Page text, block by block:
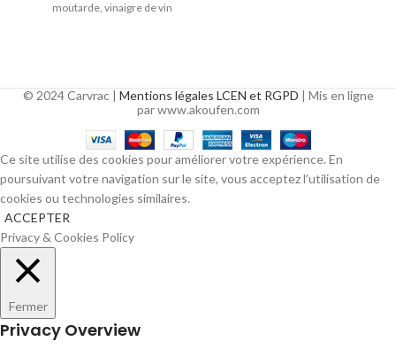
moutarde, vinaigre de vin
© 2024 Carvrac | Mentions légales LCEN et RGPD | Mis en ligne
par www.akoufen.com
Ce site utilise des cookies pour améliorer votre expérience. En
poursuivant votre navigation sur le site, vous acceptez l’utilisation de
cookies ou technologies similaires.
ACCEPTER
Privacy & Cookies Policy
Fermer
Privacy Overview